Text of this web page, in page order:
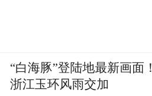
“白海豚”登陆地最新画面！
浙江玉环风雨交加